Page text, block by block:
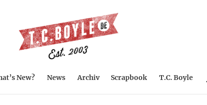
New? News Archiv Scrapbook T.C. Boyle